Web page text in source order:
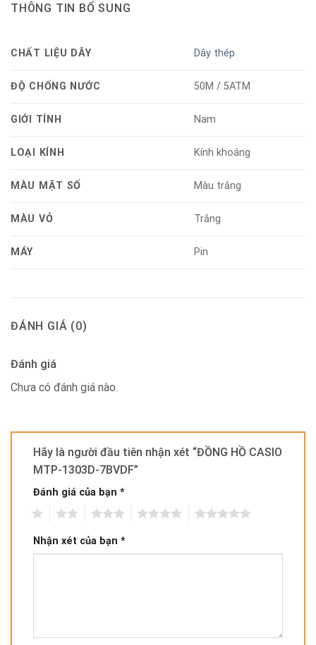
THÔNG TIN BỔ SUNG
CHẤT LIỆU DÂY Dây thép
ĐỘ CHỐNG NƯỚC 50M / 5ATM
GIỚI TÍNH Nam
LOẠI KÍNH Kính khoáng
MÀU MẶT SỐ Màu trắng
MÀU VỎ Trắng
MÁY Pin
ĐÁNH GIÁ (0)
Đánh giá
Chưa có đánh giá nào.
Hãy là người đầu tiên nhận xét “ĐỒNG HỒ CASIO
MTP-1303D-7BVDF”
Đánh giá của bạn *
Nhận xét của bạn *